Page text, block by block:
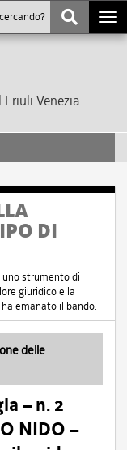
Venezia
DI
strumento di
giuridico e la
emanato il bando.
delle
– n. 2
NIDO –